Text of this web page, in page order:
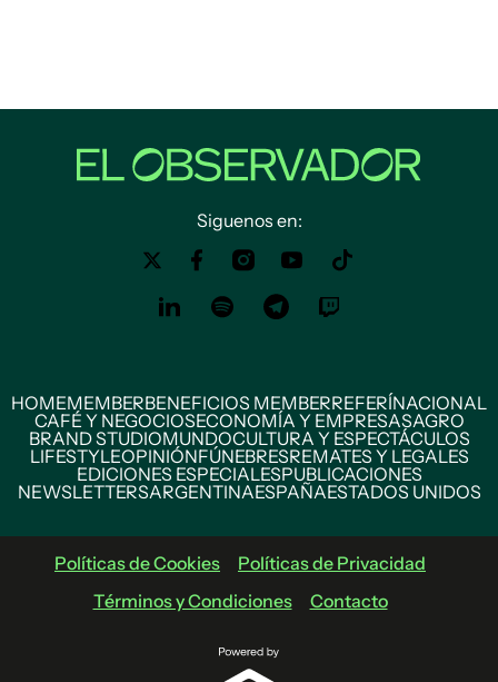
Siguenos en:
HOMEMEMBERBENEFICIOS MEMBERREFERÍNACIONAL
CAFÉ Y NEGOCIOSECONOMÍA Y EMPRESASAGRO
BRAND STUDIOMUNDOCULTURA Y ESPECTÁCULOS
LIFESTYLEOPINIÓNFÚNEBRESREMATES Y LEGALES
EDICIONES ESPECIALESPUBLICACIONES
NEWSLETTERSARGENTINAESPAÑAESTADOS UNIDOS
Políticas de Cookies
Políticas de Privacidad
Términos y Condiciones
Contacto